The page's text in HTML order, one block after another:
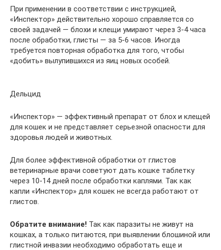
При применении в соответствии с инструкцией,
«Инспектор» действительно хорошо справляется со
своей задачей — блохи и клещи умирают через 3-4 часа
после обработки, глисты — за 5-6 часов. Иногда
требуется повторная обработка для того, чтобы
«добить» вылупившихся из яиц новых особей.
Дельцид
«Инспектор» — эффективный препарат от блох и клещей
для кошек и не представляет серьезной опасности для
здоровья людей и животных.
Для более эффективной обработки от глистов
ветеринарные врачи советуют дать кошке таблетку
через 10-14 дней после обработки каплями. Так как
капли «Инспектор» для кошек не всегда работают от
глистов.
Обратите внимание! Так как паразиты не живут на
кошках, а только питаются, при выявлении блошиной или
глистной инвазии необходимо обработать еще и